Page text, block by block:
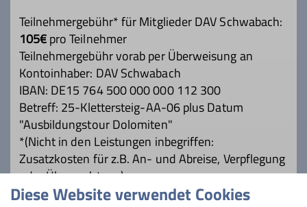
Teilnehmergebühr* für Mitglieder DAV Schwabach:
105€pro Teilnehmer
Teilnehmergebühr vorab per Überweisung an
Kontoinhaber: DAV Schwabach
IBAN: DE15 764 500 000 000 112 300
Betreff: 25-Klettersteig-AA-06 plus Datum
"Ausbildungstour Dolomiten"
*(Nicht in den Leistungen inbegriffen:
Zusatzkosten für z.B. An- und Abreise, Verpflegung
oder Übernachtung)
Diese Website verwendet Cookies